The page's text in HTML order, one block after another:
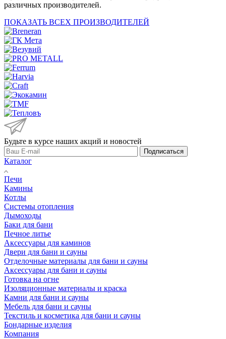
различных производителей.
ПОКАЗАТЬ ВСЕХ ПРОИЗВОДИТЕЛЕЙ
Будьте в курсе наших акций и новостей
Подписаться
Каталог
Печи
Камины
Котлы
Системы отопления
Дымоходы
Баки для бани
Печное литье
Аксессуары для каминов
Двери для бани и сауны
Отделочные материалы для бани и сауны
Аксессуары для бани и сауны
Готовка на огне
Изоляционные материалы и краска
Камни для бани и сауны
Мебель для бани и сауны
Текстиль и косметика для бани и сауны
Бондарные изделия
Компания